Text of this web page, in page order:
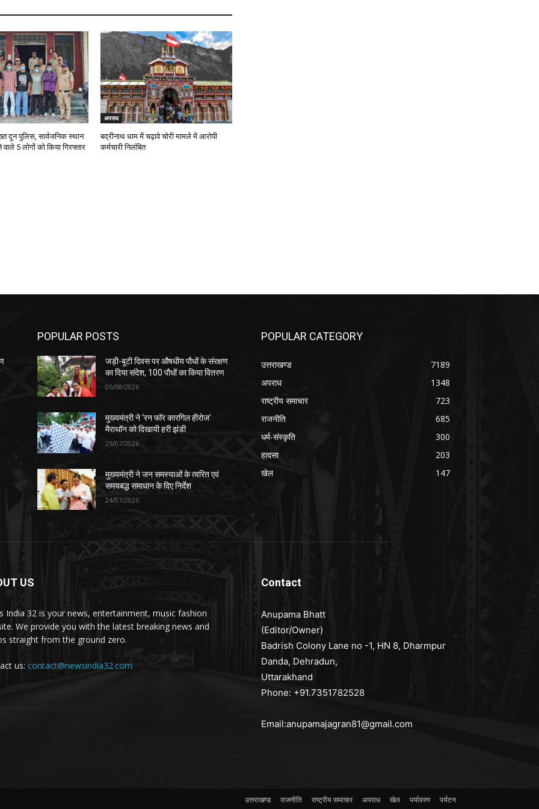
दून पुलिस, सार्वजनिक स्थान
5 लोगों को किया गिरफ्तार
अपराध
बद्रीनाथ धाम में चढ़ावे चोरी मामले में आरोपी
कर्मचारी निलंबित
POPULAR POSTS
जड़ी-बूटी दिवस पर औषधीय पौधों के संरक्षण
का दिया संदेश, 100 पौधों का किया वितरण
05/08/2026
मुख्यमंत्री ने ‘रन फॉर कारगिल हीरोज’
मैराथॉन को दिखायी हरी झंडी
25/07/2026
मुख्यमंत्री ने जन समस्याओं के त्वरित एवं
समयबद्ध समाधान के दिए निर्देश
24/07/2026
POPULAR CATEGORY
उत्तराखण्ड
7189
अपराध
1348
राष्ट्रीय समाचार
723
राजनीति
685
धर्म-संस्कृति
300
हादसा
203
खेल
147
US
India 32 is your news, entertainment, music fashion
We provide you with the latest breaking news and
straight from the ground zero.
us: contact@newsindia32.com
Contact
Anupama Bhatt
(Editor/Owner)
Badrish Colony Lane no -1, HN 8, Dharmpur
Danda, Dehradun,
Uttarakhand
Phone: +91.7351782528
Email:anupamajagran81@gmail.com
उत्तराखण्ड राजनीति राष्ट्रीय समाचार अपराध खेल पर्यावरण पर्यटन